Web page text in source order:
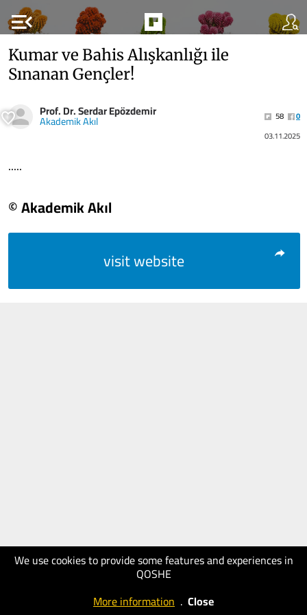
menu_open
We use cookies to provide some features and experiences in
QOSHE
More information . Close
Kumar ve Bahis Alışkanlığı ile
Sınanan Gençler!
Prof. Dr. Serdar Epözdemir
Akademik Akıl 58
0
03.11.2025
.....
© Akademik Akıl
visit website